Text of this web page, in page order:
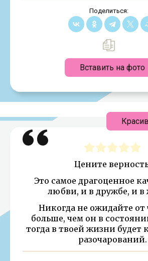
Поделиться:
Вставить на фото
Цените
Это самое драгоценное
любви, и в дружбе, и в
Никогда не ожидайте от
больше, чем он в
тогда в твоей жизни будет
разочарований.